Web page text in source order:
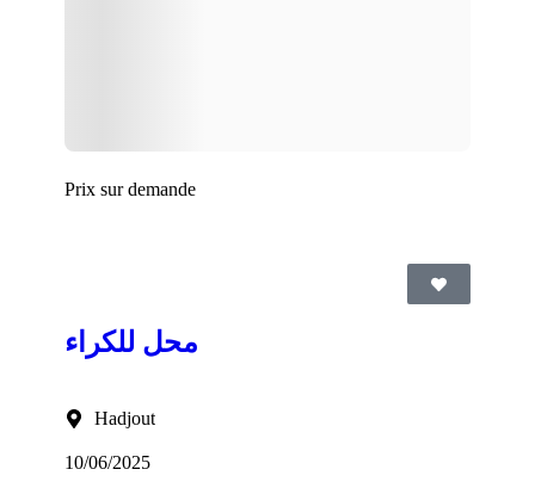
Prix sur demande
محل للكراء
Hadjout
10/06/2025